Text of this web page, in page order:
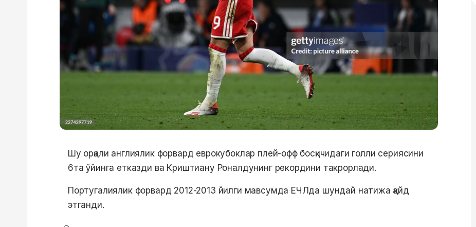
Шу орқали англиялик форвард еврокубоклар плей-офф босқичидаги голли сериясини
6та ўйинга етказди ва Криштиану Роналдунинг рекордини такрорлади.
Португалиялик форвард 2012-2013 йилги мавсумда ЕЧЛда шундай натижа қайд
этганди.